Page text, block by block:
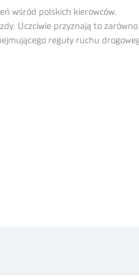
wśród polskich kierowców.
Uczciwie przyznają to
reguły ruchu